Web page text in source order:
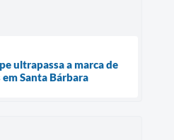
ultrapassa a marca de
Santa Bárbara